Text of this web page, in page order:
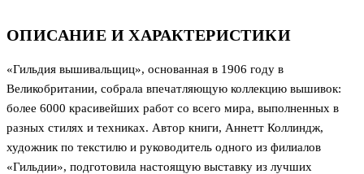
ОПИСАНИЕ И ХАРАКТЕРИСТИКИ
«Гильдия вышивальщиц», основанная в 1906 году в
Великобритании, собрала впечатляющую коллекцию вышивок:
более 6000 красивейших работ со всего мира, выполненных в
разных стилях и техниках. Автор книги, Аннетт Коллиндж,
художник по текстилю и руководитель одного из филиалов
«Гильдии», подготовила настоящую выставку из лучших